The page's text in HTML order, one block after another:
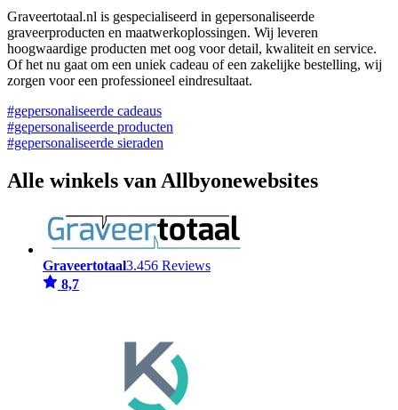
Graveertotaal.nl is gespecialiseerd in gepersonaliseerde
graveerproducten en maatwerkoplossingen. Wij leveren
hoogwaardige producten met oog voor detail, kwaliteit en service.
Of het nu gaat om een uniek cadeau of een zakelijke bestelling, wij
zorgen voor een professioneel eindresultaat.
#gepersonaliseerde cadeaus
#gepersonaliseerde producten
#gepersonaliseerde sieraden
Alle winkels van Allbyonewebsites
Graveertotaal3.456 Reviews
8,7